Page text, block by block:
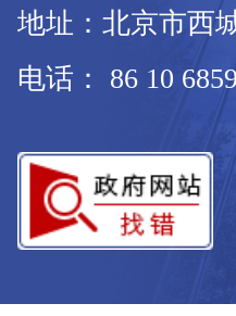
地址：北京市西
电话： 86 10